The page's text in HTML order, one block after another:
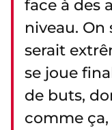
face à des
niveau.
serait
se joue
de buts,
comme ça,